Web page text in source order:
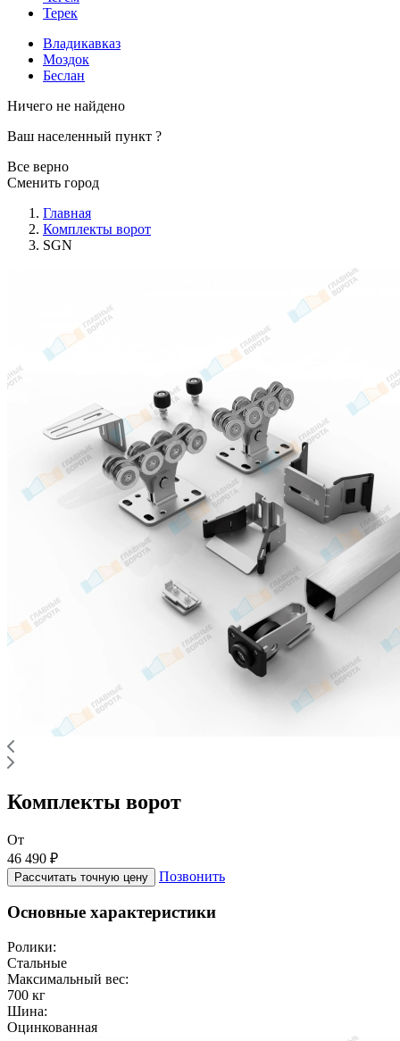
Терек
Владикавказ
Моздок
Беслан
Ничего не найдено
Ваш населенный пункт ?
Все верно
Сменить город
Главная
Комплекты ворот
SGN
Комплекты ворот
От
46 490 ₽
Рассчитать точную цену Позвонить
Основные характеристики
Ролики:
Стальные
Максимальный вес:
700 кг
Шина:
Оцинкованная